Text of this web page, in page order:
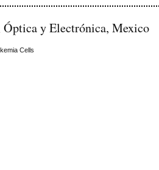
y Electrónica, Mexico
Cells